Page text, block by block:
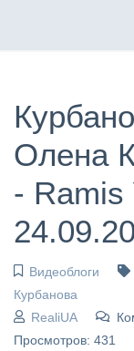
Олена
- Ramis
Видеоблоги
Курбанова
RealiUA
Просмотров: 431